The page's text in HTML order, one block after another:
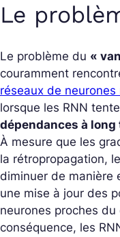
Le
Le problème du «
couramment
réseaux de neurones
lorsque les RNN
dépendances à long
À mesure que les
la rétropropagation,
diminuer de manière
une mise à jour des
neurones proches
conséquence, les